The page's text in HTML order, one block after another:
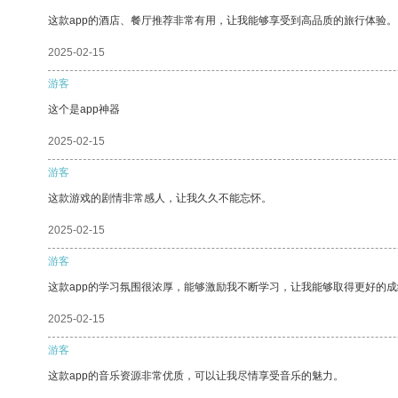
这款app的酒店、餐厅推荐非常有用，让我能够享受到高品质的旅行体验。
2025-02-15
游客
这个是app神器
2025-02-15
游客
这款游戏的剧情非常感人，让我久久不能忘怀。
2025-02-15
游客
这款app的学习氛围很浓厚，能够激励我不断学习，让我能够取得更好的
2025-02-15
游客
这款app的音乐资源非常优质，可以让我尽情享受音乐的魅力。